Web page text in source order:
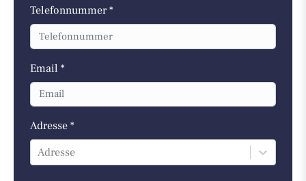
Telefonnummer *
Email *
Adresse *
Adresse